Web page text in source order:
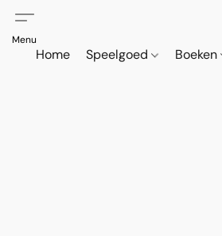
Home Speelgoed Boeken